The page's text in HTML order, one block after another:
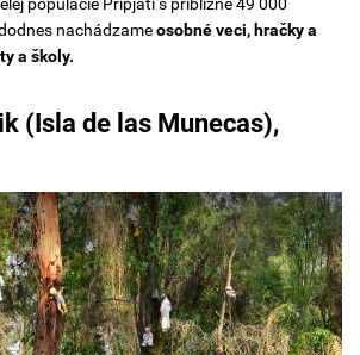
nachádzameosobné veci, hračky a
a školy.
(Isla de las Munecas),